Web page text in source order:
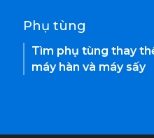
Phụ tùng
Tìm phụ tùng thay
máy hàn và máy sấy